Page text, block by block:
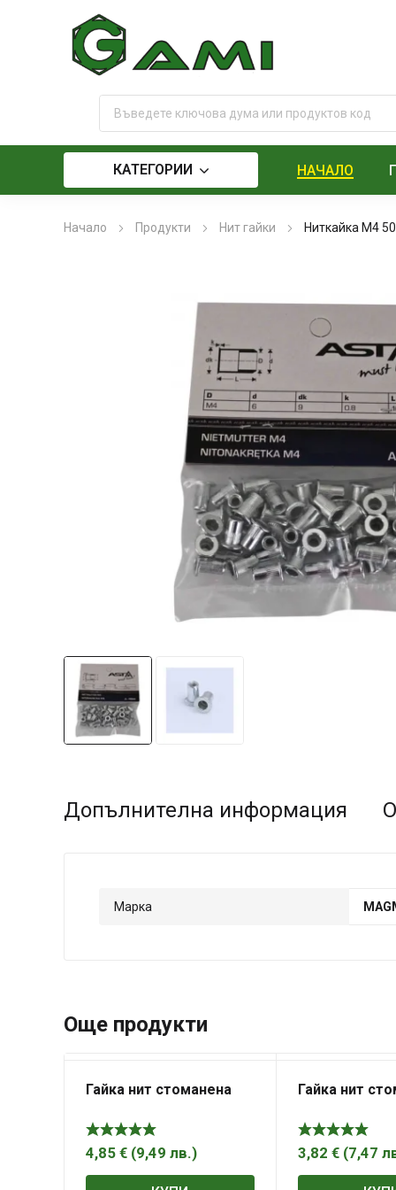
КАТЕГОРИИ НАЧАЛО
Начало Продукти Нит гайки Ниткайка М4
Допълнителна информация
Марка
Още продукти
Гайка нит стоманена
4,85 € (9,49 лв.)
Гайка нит
3,82 € (7,47